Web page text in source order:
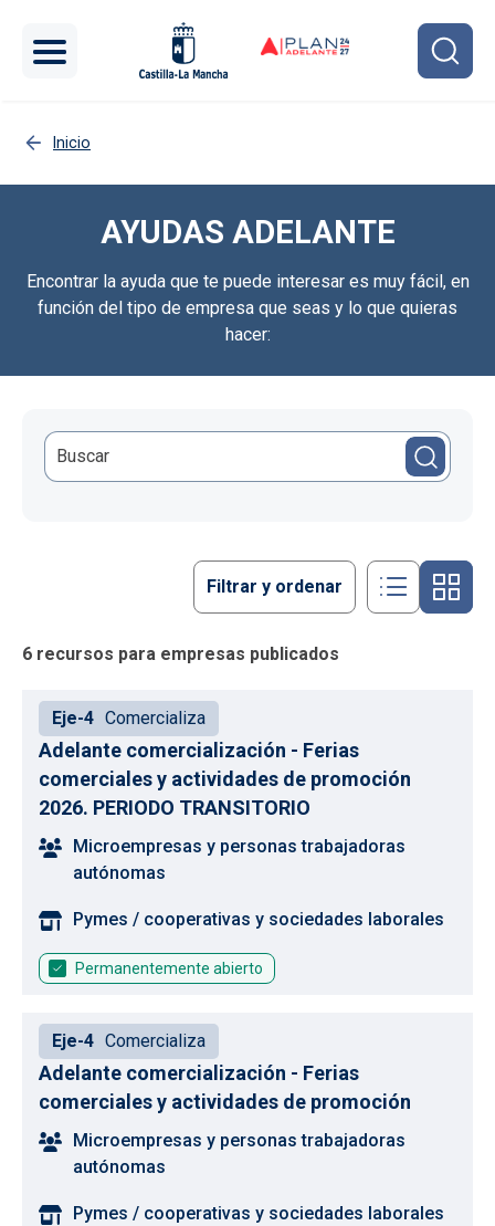
Inicio
AYUDAS ADELANTE
Encontrar la ayuda que te puede interesar es muy fácil, en
función del tipo de empresa que seas y lo que quieras
hacer:
6 recursos para empresas publicados
Filtrar y ordenar
Eje-4 Comercializa
Adelante comercialización - Ferias
comerciales y actividades de promoción
2026. PERIODO TRANSITORIO
Microempresas y personas trabajadoras
autónomas
Pymes / cooperativas y sociedades laborales
Permanentemente abierto
Eje-4 Comercializa
Adelante comercialización - Ferias
comerciales y actividades de promoción
Microempresas y personas trabajadoras
autónomas
Pymes / cooperativas y sociedades laborales